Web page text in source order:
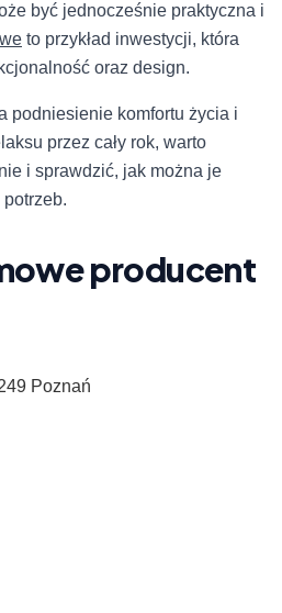
być jednocześnie praktyczna i
to przykład inwestycji, która
oraz design.
podniesienie komfortu życia i
przez cały rok, warto
i sprawdzić, jak można je
producent
Poznań